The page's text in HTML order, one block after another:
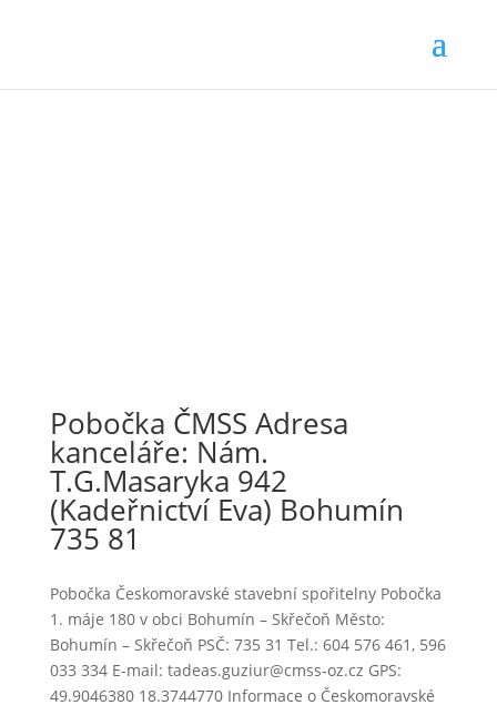
Pobočka ČMSS Adresa
kanceláře: Nám.
T.G.Masaryka 942
(Kadeřnictví Eva) Bohumín
735 81
Pobočka Českomoravské stavební spořitelny Pobočka
1. máje 180 v obci Bohumín – Skřečoň Město:
Bohumín – Skřečoň PSČ: 735 31 Tel.: 604 576 461, 596
033 334 E-mail: tadeas.guziur@cmss-oz.cz GPS:
49.9046380 18.3744770 Informace o Českomoravské